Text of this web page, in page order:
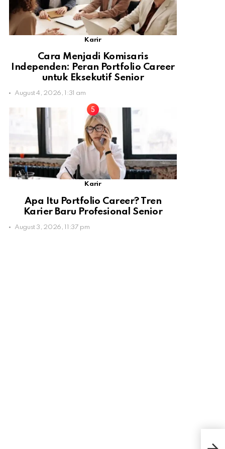
Karir
Cara Menjadi Komisaris
Independen: Peran Portfolio Career
untuk Eksekutif Senior
August 4, 2026, 1:31 am
Karir
Apa Itu Portfolio Career? Tren
Karier Baru Profesional Senior
August 3, 2026, 11:37 pm